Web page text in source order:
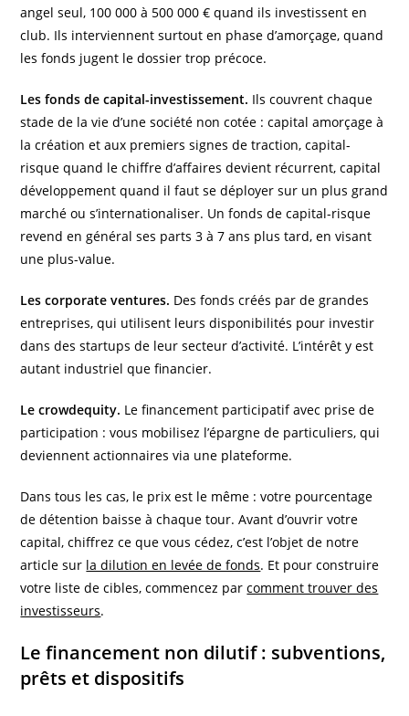
angel seul, 100 000 à 500 000 € quand ils investissent en
club. Ils interviennent surtout en phase d’amorçage, quand
les fonds jugent le dossier trop précoce.
Les fonds de capital-investissement. Ils couvrent chaque
stade de la vie d’une société non cotée : capital amorçage à
la création et aux premiers signes de traction, capital-
risque quand le chiffre d’affaires devient récurrent, capital
développement quand il faut se déployer sur un plus grand
marché ou s’internationaliser. Un fonds de capital-risque
revend en général ses parts 3 à 7 ans plus tard, en visant
une plus-value.
Les corporate ventures. Des fonds créés par de grandes
entreprises, qui utilisent leurs disponibilités pour investir
dans des startups de leur secteur d’activité. L’intérêt y est
autant industriel que financier.
Le crowdequity. Le financement participatif avec prise de
participation : vous mobilisez l’épargne de particuliers, qui
deviennent actionnaires via une plateforme.
Dans tous les cas, le prix est le même : votre pourcentage
de détention baisse à chaque tour. Avant d’ouvrir votre
capital, chiffrez ce que vous cédez, c’est l’objet de notre
article sur la dilution en levée de fonds. Et pour construire
votre liste de cibles, commencez parcomment trouver des
investisseurs.
Le financement non dilutif : subventions,
prêts et dispositifs